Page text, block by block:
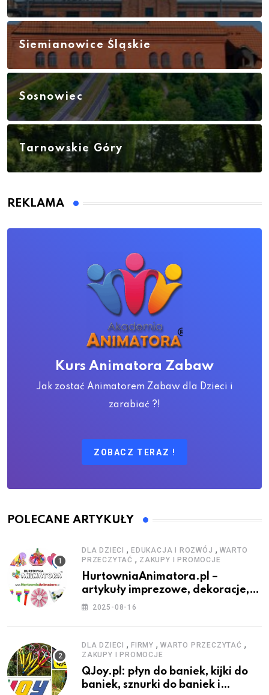
Siemianowice Śląskie
Sosnowiec
Tarnowskie Góry
REKLAMA
Kurs Animatora Zabaw
Jak zostać Animatorem Zabaw dla Dzieci i
zarabiać ?!
ZOBACZ TERAZ !
POLECANE ARTYKUŁY
DLA DZIECI , EDUKACJA I ROZWÓJ , WARTO
PRZECZYTAĆ , ZAKUPY I PROMOCJE
HurtowniaAnimatora.pl –
artykuły imprezowe, dekoracje,
stroje i akcesoria dla animatorów
2025-08-16
DLA DZIECI , FIRMY , WARTO PRZECZYTAĆ ,
ZAKUPY I PROMOCJE
QJoy.pl: płyn do baniek, kijki do
baniek, sznurki do baniek i